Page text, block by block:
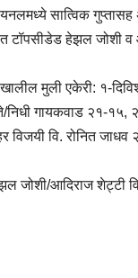
सात्विक
टॉपसीडेड हेझल जोशी
मुली एकेरी: १-
निधी गायकवाड २१-१५,
विजयी वि. रोनित
जोशी/आदिराज शेट्टी